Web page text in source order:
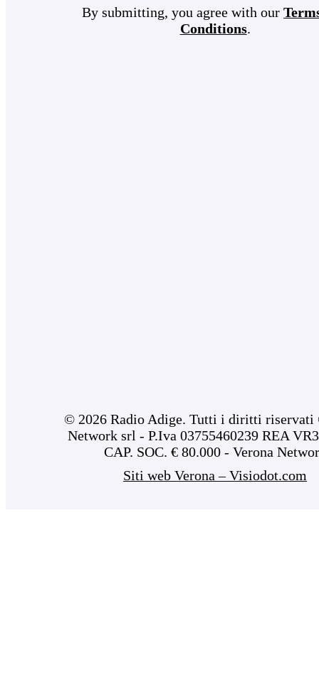
By submitting, you agree with our
Conditions.
© 2026 Radio Adige. Tutti i diritti riservati
Network srl - P.Iva 03755460239 REA
CAP. SOC. € 80.000 - Verona
Siti web Verona – Visiodot.com